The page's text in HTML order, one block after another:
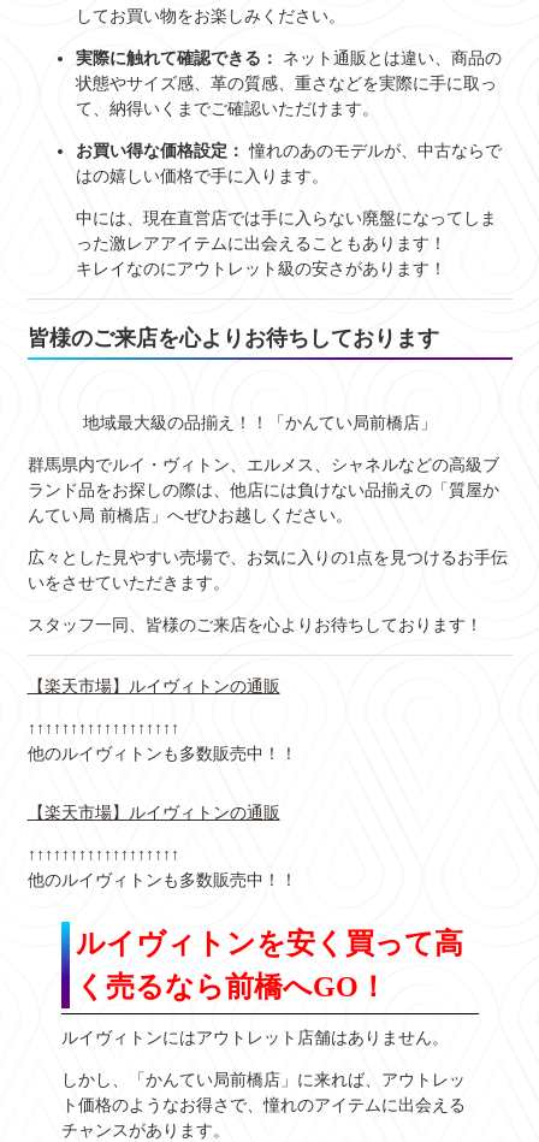
してお買い物をお楽しみください。
実際に触れて確認できる：
ネット通販とは違い、商品の
状態やサイズ感、革の質感、重さなどを実際に手に取っ
て、納得いくまでご確認いただけます。
お買い得な価格設定： 憧れのあのモデルが、中古ならで
はの嬉しい価格で手に入ります。
中には、現在直営店では手に入らない廃盤になってしま
った激レアアイテムに出会えることもあります！
キレイなのにアウトレット級の安さがあります！
皆様のご来店を心よりお待ちしております
地域最大級の品揃え！！「かんてい局前橋店」
群馬県内でルイ・ヴィトン、エルメス、シャネルなどの高級ブ
ランド品をお探しの際は、他店には負けない品揃えの「質屋か
んてい局 前橋店」へぜひお越しください。
広々とした見やすい売場で、お気に入りの1点を見つけるお手伝
いをさせていただきます。
スタッフ一同、皆様のご来店を心よりお待ちしております！
【楽天市場】ルイヴィトンの通販
↑↑↑↑↑↑↑↑↑↑↑↑↑↑↑↑↑↑
他のルイヴィトンも多数販売中！！
【楽天市場】ルイヴィトンの通販
↑↑↑↑↑↑↑↑↑↑↑↑↑↑↑↑↑↑
他のルイヴィトンも多数販売中！！
ルイヴィトンを安く買って高
く売るなら前橋へGO！
ルイヴィトンにはアウトレット店舗はありません。
しかし、「かんてい局前橋店」に来れば、アウトレッ
ト価格のようなお得さで、憧れのアイテムに出会える
チャンスがあります。